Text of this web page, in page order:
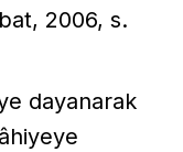
2006, s.
dayanarak